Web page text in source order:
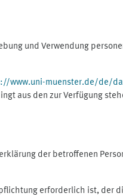
und Verwendung
www.uni-muenster.de/de/
aus den zur Verfügung
der betroffenen
erforderlich ist, der